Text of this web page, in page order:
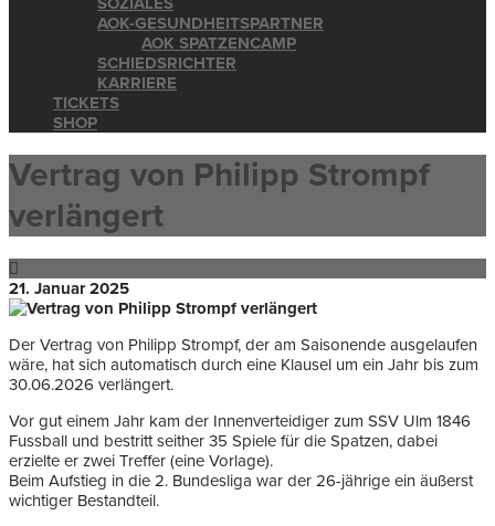
AOK-GESUNDHEITSPARTNER
AOK SPATZENCAMP
SCHIEDSRICHTER
KARRIERE
TICKETS
SHOP
Vertrag von Philipp Strompf
verlängert
21. Januar 2025
Der Vertrag von Philipp Strompf, der am Saisonende ausgelaufen
wäre, hat sich automatisch durch eine Klausel um ein Jahr bis zum
30.06.2026 verlängert.
Vor gut einem Jahr kam der Innenverteidiger zum SSV Ulm 1846
Fussball und bestritt seither 35 Spiele für die Spatzen, dabei
erzielte er zwei Treffer (eine Vorlage).
Beim Aufstieg in die 2. Bundesliga war der 26-jährige ein äußerst
wichtiger Bestandteil.